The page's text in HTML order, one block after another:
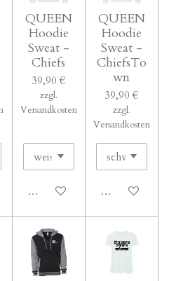
QUEEN
Hoodie
Sweat -
Chiefs
39,90 €
zzgl.
Versandkosten
In den Warenkorb
QUEEN
Hoodie
Sweat -
ChiefsTo
wn
39,90 €
zzgl.
Versandkosten
In den